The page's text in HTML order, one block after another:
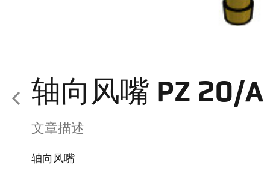
轴向风嘴 PZ 20/A
文章描述
轴向风嘴